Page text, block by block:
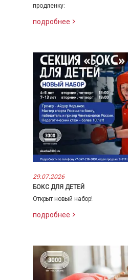
продленку:
подробнее
29.07.2026
БОКС ДЛЯ ДЕТЕЙ
Открыт новый набор!
подробнее